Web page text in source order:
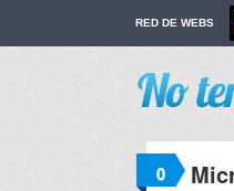
RED DE WEBS
0